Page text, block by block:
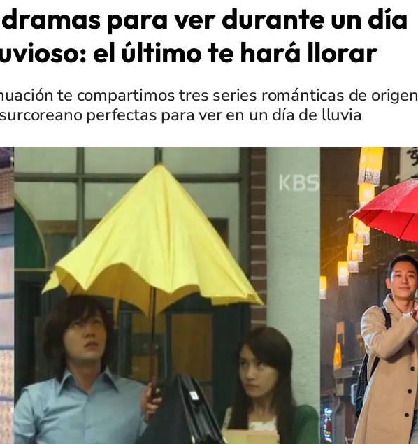
para ver durante un día
el último te hará llorar
te compartimos tres series románticas de origen
surcoreano perfectas para ver en un día de lluvia